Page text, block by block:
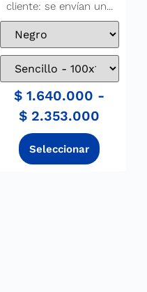
cliente: se envían un...
$ 1.640.000 -
$ 2.353.000